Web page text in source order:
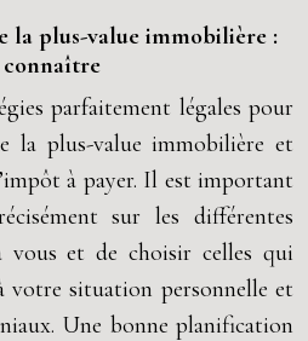
la plus-value immobilière :
connaître
parfaitement légales pour
la plus-value immobilière et
à payer. Il est important
sur les différentes
vous et de choisir celles qui
votre situation personnelle et
Une bonne planification